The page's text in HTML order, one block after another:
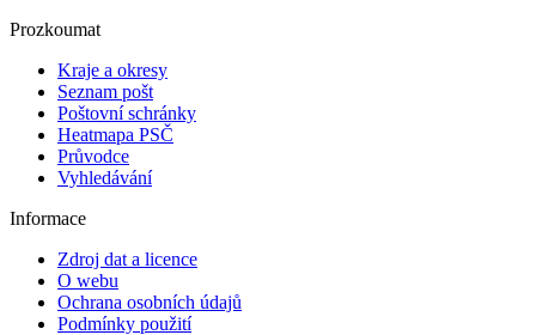
Prozkoumat
Kraje a okresy
Seznam pošt
Poštovní schránky
Heatmapa PSČ
Průvodce
Vyhledávání
Informace
Zdroj dat a licence
O webu
Ochrana osobních údajů
Podmínky použití